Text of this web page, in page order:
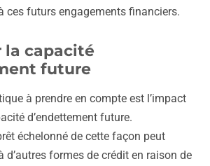
ces futurs engagements financiers.
la capacité
future
à prendre en compte est l’impact
d’endettement future.
échelonné de cette façon peut
d’autres formes de crédit en raison de